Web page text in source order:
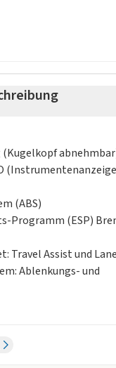
(ABS)
Programm (ESP)
Travel Assist und
Ablenkungs- und
Autom.
Berganfahr-Assistent
Dynamische